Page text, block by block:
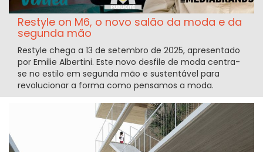
Restyle on M6, o novo salão da moda e da
segunda mão
Restyle chega a 13 de setembro de 2025, apresentado
por Emilie Albertini. Este novo desfile de moda centra-
se no estilo em segunda mão e sustentável para
revolucionar a forma como pensamos a moda.